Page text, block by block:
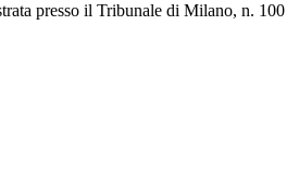
presso il Tribunale di Milano, n. 100